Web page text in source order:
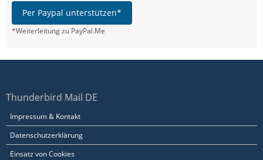
Per Paypal unterstützen*
*Weiterleitung zu PayPal.Me
Thunderbird Mail DE
Impressum & Kontakt
Datenschutzerklärung
Einsatz von Cookies